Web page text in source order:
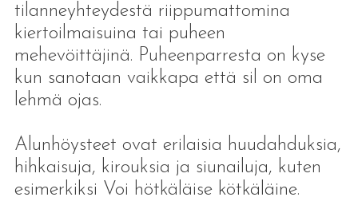
tilanneyhteydestä riippumattomina
kiertoilmaisuina tai puheen
mehevöittäjinä. Puheenparresta on kyse
kun sanotaan vaikkapa että sil on oma
lehmä ojas.
Alunhöysteet ovat erilaisia huudahduksia,
hihkaisuja, kirouksia ja siunailuja, kuten
esimerkiksi Voi hötkäläise kötkäläine.